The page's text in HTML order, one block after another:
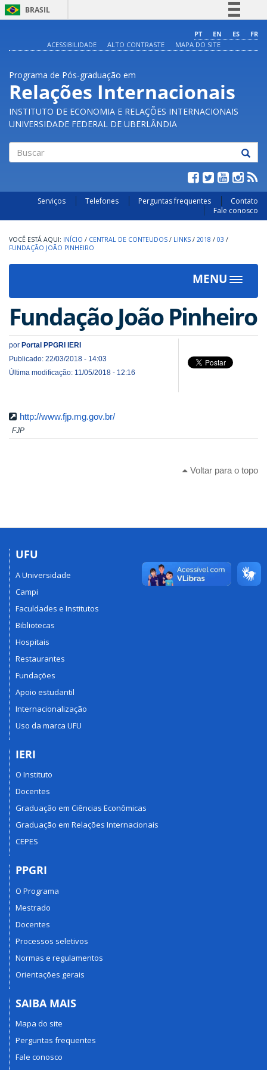
BRASIL
Comunica BR
Acesso à informação
Legislação
PT EN ES
FR
ACESSIBILIDADE
ALTO CONTRASTE MAPA DO SITE
Programa de Pós-graduação em
Relações Internacionais
INSTITUTO DE ECONOMIA E RELAÇÕES INTERNACIONAIS
UNIVERSIDADE FEDERAL DE UBERLÂNDIA
Serviços Telefones Perguntas frequentes
Contato
Fale conosco
INÍCIO / CENTRAL DE CONTEUDOS / LINKS / 2018 / 03 /
FUNDAÇÃO JOÃO PINHEIRO
MENU
Toggle
Fundação João Pinheiro
por Portal PPGRI IERI
Publicado: 22/03/2018 - 14:03
Última modificação: 11/05/2018 - 12:16
http://www.fjp.mg.gov.br/
FJP
Voltar para o topo
UFU
A Universidade
Campi
Faculdades e Institutos
Bibliotecas
Hospitais
Restaurantes
Fundações
Apoio estudantil
Internacionalização
Uso da marca UFU
IERI
O Instituto
Docentes
Graduação em Ciências Econômicas
Graduação em Relações Internacionais
CEPES
PPGRI
O Programa
Mestrado
Docentes
Processos seletivos
Normas e regulamentos
Orientações gerais
SAIBA MAIS
Mapa do site
Perguntas frequentes
Fale conosco